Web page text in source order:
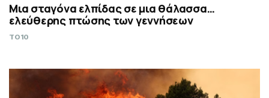
Μια σταγόνα ελπίδας σε μια θάλασσα…
ελεύθερης πτώσης των γεννήσεων
TO10